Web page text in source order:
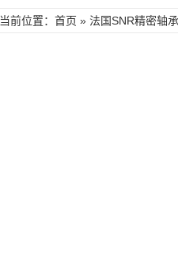
当前位置：首页 » 法国SNR精密轴承